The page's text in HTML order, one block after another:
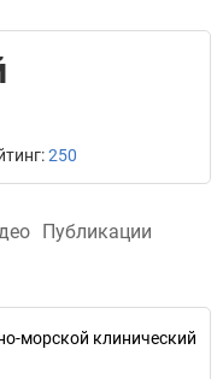
250
Публикации
морской клинический